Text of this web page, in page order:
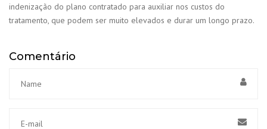
indenização do plano contratado para auxiliar nos custos do
tratamento, que podem ser muito elevados e durar um longo prazo.
Comentário